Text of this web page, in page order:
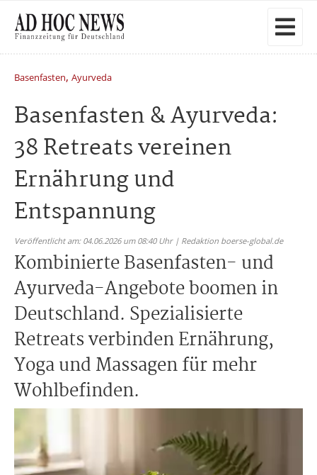
Basenfasten, Ayurveda
Basenfasten & Ayurveda:
38 Retreats vereinen
Ernährung und
Entspannung
Veröffentlicht am: 04.06.2026 um 08:40 Uhr | Redaktion boerse-global.de
Kombinierte Basenfasten- und
Ayurveda-Angebote boomen in
Deutschland. Spezialisierte
Retreats verbinden Ernährung,
Yoga und Massagen für mehr
Wohlbefinden.